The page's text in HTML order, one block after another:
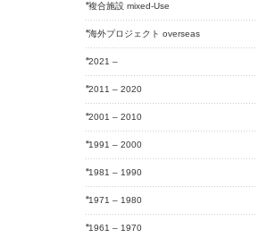
複合施設 mixed-Use
海外プロジェクト overseas
2021 –
2011 – 2020
2001 – 2010
1991 – 2000
1981 – 1990
1971 – 1980
1961 – 1970